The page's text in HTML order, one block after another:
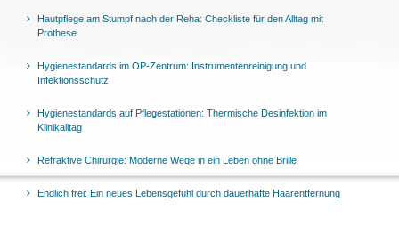
Hautpflege am Stumpf nach der Reha: Checkliste für den Alltag mit
Prothese
Hygienestandards im OP-Zentrum: Instrumentenreinigung und
Infektionsschutz
Hygienestandards auf Pflegestationen: Thermische Desinfektion im
Klinikalltag
Refraktive Chirurgie: Moderne Wege in ein Leben ohne Brille
Endlich frei: Ein neues Lebensgefühl durch dauerhafte Haarentfernung